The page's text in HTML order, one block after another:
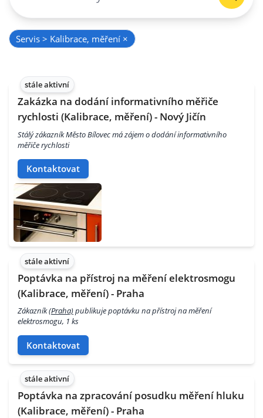
Servis > Kalibrace, měření ×
stále aktivní
Zakázka na dodání informativního měřiče
rychlosti (Kalibrace, měření) - Nový Jičín
Stálý zákazník Město Bílovec má zájem o dodání informativního
měřiče rychlosti
Kontaktovat
stále aktivní
Poptávka na přístroj na měření elektrosmogu
(Kalibrace, měření) - Praha
Zákazník(Praha)publikuje poptávku na přístroj na měření
elektrosmogu, 1 ks
Kontaktovat
stále aktivní
Poptávka na zpracování posudku měření hluku
(Kalibrace, měření) - Praha